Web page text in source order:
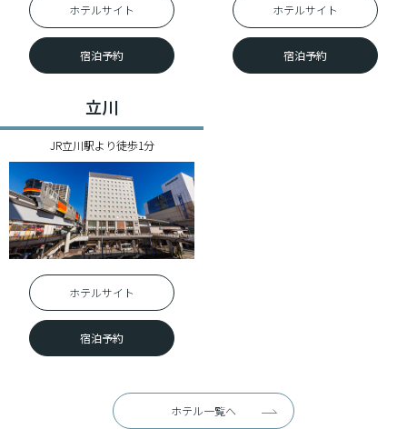
ホテルサイト
宿泊予約
ホテルサイト
宿泊予約
立川
JR立川駅より徒歩1分
ホテルサイト
宿泊予約
ホテル一覧へ